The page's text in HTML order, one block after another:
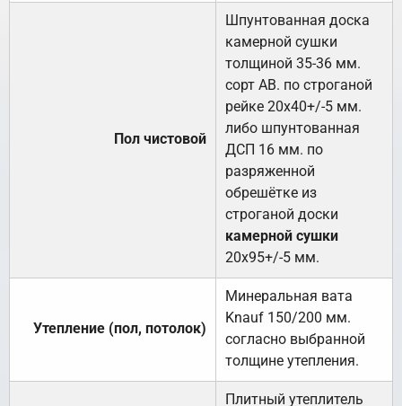
Пол чистовой
Шпунтованная доска
камерной сушки
толщиной 35-36 мм.
сорт АВ. по строганой
рейке 20х40+/-5 мм.
либо шпунтованная
ДСП 16 мм. по
разряженной
обрешётке из
строганой доски
камерной сушки
20х95+/-5 мм.
Утепление (пол, потолок)
Минеральная вата
Knauf 150/200 мм.
согласно выбранной
толщине утепления.
Плитный утеплитель